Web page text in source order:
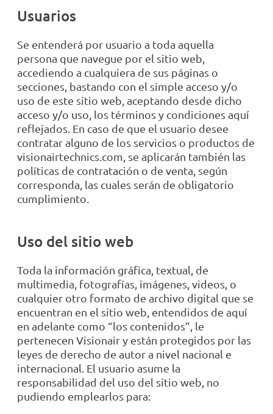
Usuarios
Se entenderá por usuario a toda aquella
persona que navegue por el sitio web,
accediendo a cualquiera de sus páginas o
secciones, bastando con el simple acceso y/o
uso de este sitio web, aceptando desde dicho
acceso y/o uso, los términos y condiciones aquí
reflejados. En caso de que el usuario desee
contratar alguno de los servicios o productos de
visionairtechnics.com, se aplicarán también las
políticas de contratación o de venta, según
corresponda, las cuales serán de obligatorio
cumplimiento.
Uso del sitio web
Toda la información gráfica, textual, de
multimedia, fotografías, imágenes, videos, o
cualquier otro formato de archivo digital que se
encuentran en el sitio web, entendidos de aquí
en adelante como “los contenidos”, le
pertenecen Visionair y están protegidos por las
leyes de derecho de autor a nivel nacional e
internacional. El usuario asume la
responsabilidad del uso del sitio web, no
pudiendo emplearlos para: